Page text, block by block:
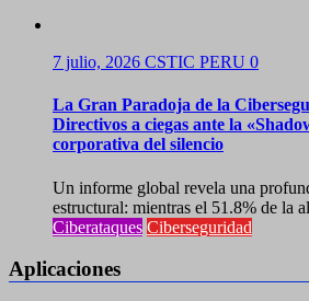
7 julio, 2026 CSTIC PERU 0
La Gran Paradoja de la
Directivos a ciegas ante la
corporativa del silencio
Un informe global revela una
estructural: mientras el 51.8% de la
Ciberataques Ciberseguridad
Aplicaciones